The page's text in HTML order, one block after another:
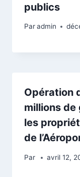
publics
Paradmin
Opération
millions de
les
de
Par avril 12,